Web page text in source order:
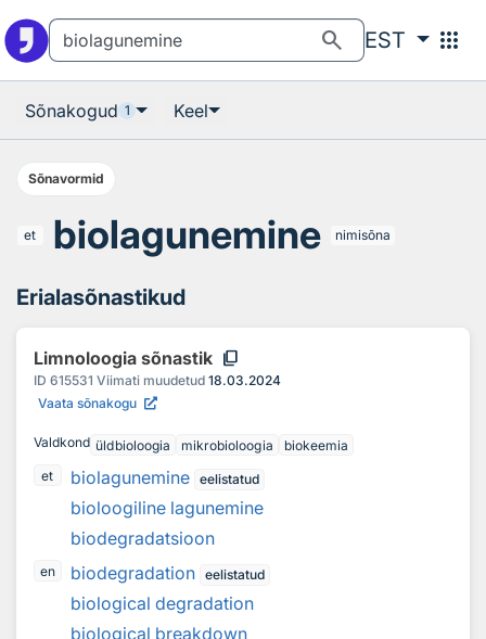
search EST apps
Sõnakogud 1 Keel
Sõnavormid
et biolagunemine nimisõna
Erialasõnastikud
Limnoloogia sõnastik content_copy
ID 615531 Viimati muudetud 18.03.2024
Vaata sõnakogu
Valdkond üldbioloogia mikrobioloogia
biokeemia
et
biolagunemine eelistatud
bioloogiline lagunemine
biodegradatsioon
en biodegradation eelistatud
biological degradation
biological breakdown